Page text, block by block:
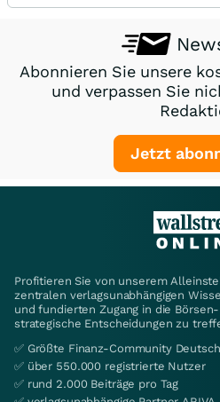
Abonnieren Sie unsere
und verpassen Sie
Jetzt
Profitieren Sie von unserem
zentralen verlagsunabhängigen
und fundierten Zugang in die
strategische Entscheidungen zu
✅ Größte Finanz-Community
✅ über 550.000 registrierte Nutzer
✅ rund 2.000 Beiträge pro Tag